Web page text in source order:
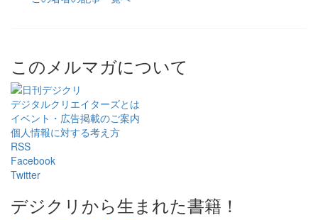
このメルマガについて
デジタルクリエイターズとは
イベント・広告掲載のご案内
個人情報に対する考え方
RSS
Facebook
Twitter
デジクリから生まれた書籍！